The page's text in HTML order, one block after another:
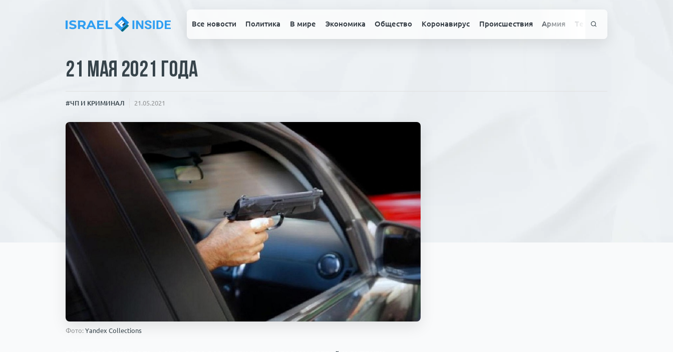
Все новости Политика В мире Экономика Общество Коронавирус Происшествия Армия Технологии
21 мая 2021 года
#ЧП И КРИМИНАЛ 21.05.2021
Фото: Yandex Collections